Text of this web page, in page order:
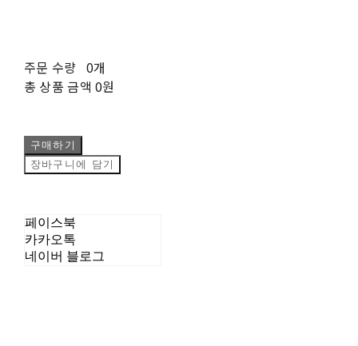
주문 수량 0개
총 상품 금액 0원
구매하기
장바구니에 담기
페이스북
카카오톡
네이버 블로그